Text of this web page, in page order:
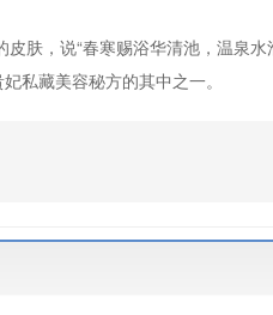
肤，说“春寒赐浴华清池，温泉水
私藏美容秘方的其中之一。